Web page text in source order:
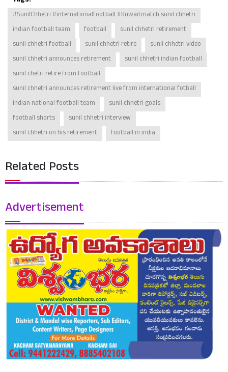
#SunilChhetri #internationalfootball #Kuwaitmatch sunil chhetri
indian football team
football
sunil chhetri retirement
sunil chhetri football
sunil chhetri retire
sunil chhetri video
sunil chhetri announces retirement
sunil chhetri indian football
sunil chetri retire from football
sunil chhetri announces retirement live from international fotball
indian national football team
sunil chhetri goals
football shorts
sunil chhetri interview
sunil chhetri on his retirement
football in india
Related Posts
Advertisement